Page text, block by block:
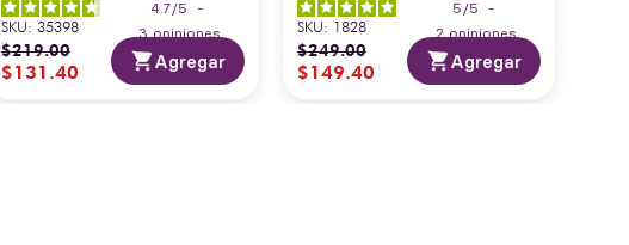
4.7/5
-
3 opiniones
SKU: 35398
$219.00
$131 .40 Agregar
5 /5
-
2 opiniones
SKU: 1828
$249.00
$149.40 Agregar